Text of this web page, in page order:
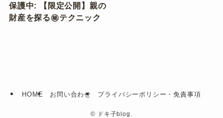
保護中: 【限定公開】親の
財産を探る㊙︎テクニック
HOME お問い合わせ プライバシーポリシー・免責事項
© ドキ子blog.